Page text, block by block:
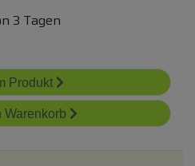
3 Tagen
Produkt
Warenkorb